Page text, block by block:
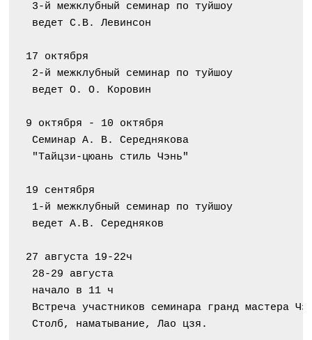
3-й межклубный семинар по туйшоу
ведет С.В. Левинсон
17 октября
2-й межклубный семинар по туйшоу
ведет О. О. Коровин
9 октября - 10 октября
Семинар А. В. Середнякова
"Тайцзи-цюань стиль Чэнь"
19 сентября
1-й межклубный семинар по туйшоу
ведет А.В. Середняков
27 августа 19-22ч
28-29 августа
начало в 11 ч
Встреча участников семинара гранд мастера
Столб, наматывание, Лао цзя.